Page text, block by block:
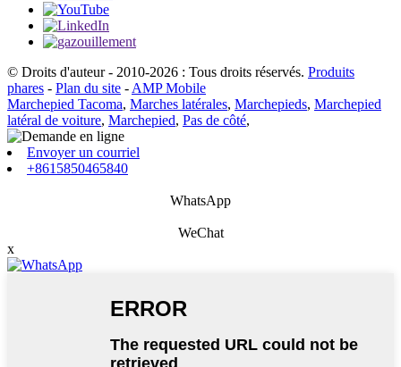
© Droits d'auteur - 2010-2026 : Tous droits réservés. Produits
phares - Plan du site - AMP Mobile
Marchepied Tacoma, Marches latérales, Marchepieds, Marchepied
latéral de voiture, Marchepied, Pas de côté,
Envoyer un courriel
+8615850465840
WhatsApp
WeChat
x